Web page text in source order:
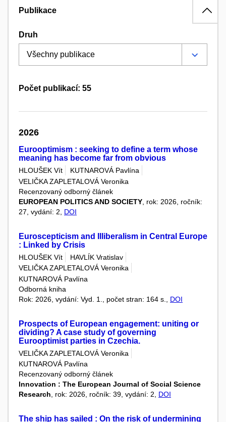
Publikace
Druh
Počet publikací: 55
2026
Eurooptimism : seeking to define a term whose
meaning has become far from obvious
HLOUŠEK Vít
KUTNAROVÁ Pavlína
VELIČKA ZAPLETALOVÁ Veronika
Recenzovaný odborný článek
EUROPEAN POLITICS AND SOCIETY , rok: 2026, ročník:
27, vydání: 2, DOI
Euroscepticism and Illiberalism in Central Europe
: Linked by Crisis
HLOUŠEK Vít
HAVLÍK Vratislav
VELIČKA ZAPLETALOVÁ Veronika
KUTNAROVÁ Pavlína
Odborná kniha
Rok: 2026, vydání: Vyd. 1., počet stran: 164 s., DOI
Prospects of European engagement: uniting or
dividing? A case study of governing
Eurooptimist parties in Czechia.
VELIČKA ZAPLETALOVÁ Veronika
KUTNAROVÁ Pavlína
Recenzovaný odborný článek
Innovation : The European Journal of Social Science
Research, rok: 2026, ročník: 39, vydání: 2, DOI
The ship has sailed : On the risk of undermining